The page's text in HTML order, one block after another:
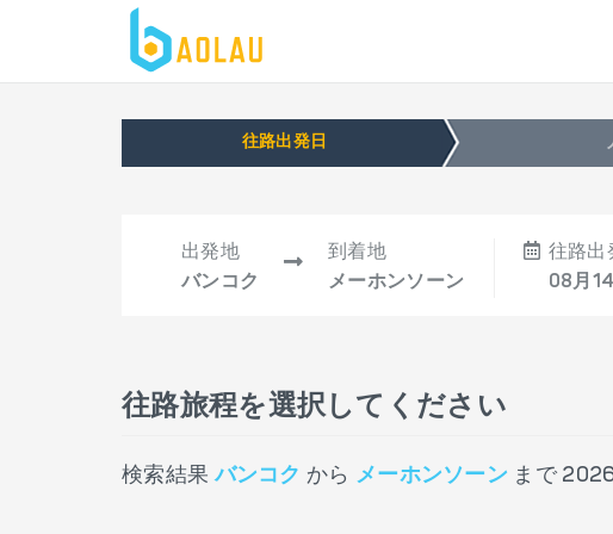
往路出発日
出発地
バンコク
到着地
メーホンソーン
往路出
08月
往路旅程を選択してください
検索結果バンコク から メーホンソーン まで